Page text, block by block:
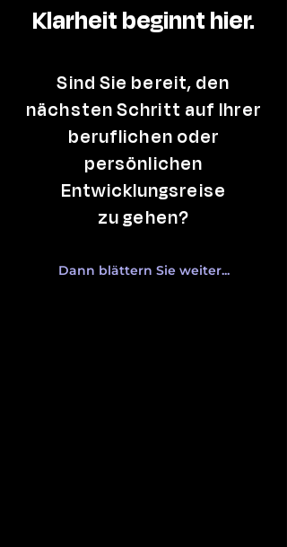
Klarheit beginnt hier.
Sind Sie bereit, den
nächsten Schritt auf Ihrer
beruflichen oder
persönlichen
Entwicklungsreise
zu gehen?
Dann blättern Sie weiter...